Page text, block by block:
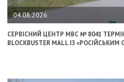
04.08.2026
СЕРВІСНИЙ ЦЕНТР МВС № 8041
BLOCKBUSTER MALL ІЗ